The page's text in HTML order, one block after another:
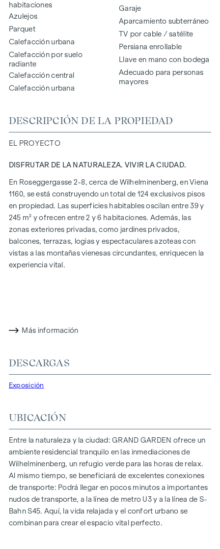
habitaciones
Azulejos
Parquet
Calefacción urbana
Calefacción por suelo
radiante
Calefacción central
Calefacción urbana
Garaje
Aparcamiento subterráneo
TV por cable / satélite
Persiana enrollable
Llave en mano con bodega
Adecuado para personas
mayores
DESCRIPCIÓN DE LA PROPIEDAD
EL PROYECTO
DISFRUTAR DE LA NATURALEZA. VIVIR LA CIUDAD.
En Roseggergasse 2-8, cerca de Wilhelminenberg, en Viena
1160, se está construyendo un total de 124 exclusivos pisos
en propiedad. Las superficies habitables oscilan entre 39 y
245 m² y ofrecen entre 2 y 6 habitaciones. Además, las
zonas exteriores privadas, como jardines privados,
balcones, terrazas, logias y espectaculares azoteas con
vistas a las montañas vienesas circundantes, enriquecen la
experiencia vital.
propiedad no sólo ofrece menores costes energéticos y una
iluminación. Los residentes se benefician de una ubicación
ideal, a pocos minutos a pie de las estaciones de metro
"Ottakring" y "Kendlerstraße", que ofrecen una conexión
NATURALEZA Y CALIDAD DE VIDA
Lo más destacado del proyecto residencialGRAND
GARDENes el oasis de paz del patio interior de 1.000 m², un
refugio único para todas las generaciones. Aquí es donde la
naturaleza se encuentra con la vida urbana y crea una
calidad de vida excepcional.
Las zonas comunes con bancos y mesas invitan a relajarse y
ofrecen un lugar de encuentro natural para todas las
generaciones. Una acogedora zona de juegos infantiles
Más información
DESCARGAS
Exposición
UBICACIÓN
Entre la naturaleza y la ciudad: GRAND GARDEN ofrece un
ambiente residencial tranquilo en las inmediaciones de
Wilhelminenberg, un refugio verde para las horas de relax.
Al mismo tiempo, se beneficiará de excelentes conexiones
de transporte: Podrá llegar en pocos minutos a importantes
nudos de transporte, a la línea de metro U3 y a la línea de S-
Bahn S45. Aquí, la vida relajada y el confort urbano se
combinan para crear el espacio vital perfecto.